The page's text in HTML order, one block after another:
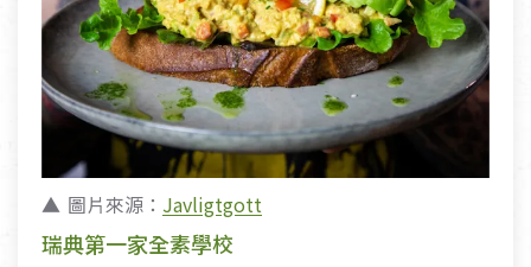
圖片來源： Javligtgott
瑞典第一家全素學校